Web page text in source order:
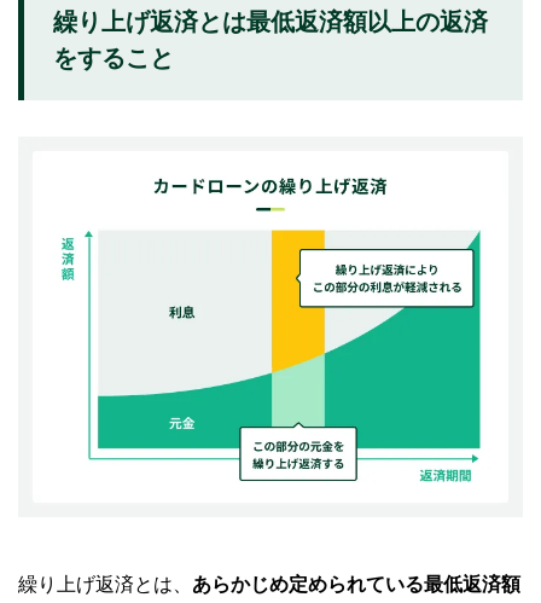
完済までの期間が短縮される
利息の軽減により総支払金額が軽減される
繰り上げ返済の際に手数料がかかる場合がある
無理に繰り上げ返済をしない
【シミュレーション】繰り上げ返済で利息はどの
借入金額30万円の場合
借入金額50万円の場合
借入金額100万円の場合
完済時期を設定する
繰り上げ返済とは最低返済額以上の返済
をすること
繰り上げ返済とは、 あらかじめ定められている最低返済額